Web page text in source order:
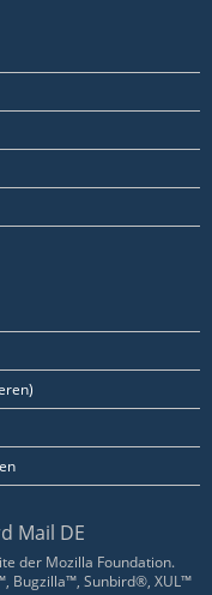
Mail DE
der Mozilla Foundation.
Bugzilla™, Sunbird®, XUL™